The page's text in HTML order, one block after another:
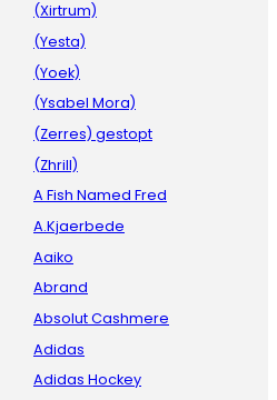
(Xirtrum)
(Yesta)
(Yoek)
(Ysabel Mora)
(Zerres) gestopt
(Zhrill)
A Fish Named Fred
A.Kjaerbede
Aaiko
Abrand
Absolut Cashmere
Adidas
Adidas Hockey